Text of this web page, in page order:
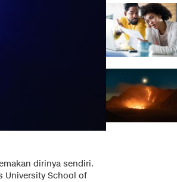
dirinya sendiri.
University School of